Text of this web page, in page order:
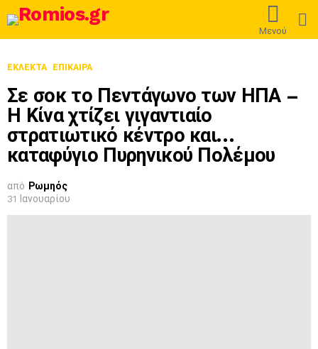
Μενού
ΕΚΛΕΚΤΆ ΕΠΊΚΑΙΡΑ
Σε σοκ το Πεντάγωνο των ΗΠΑ –
Η Κίνα χτίζει γιγαντιαίο
στρατιωτικό κέντρο και…
καταφύγιο Πυρηνικού Πολέμου
από Ρωμηός
31 Ιανουαρίου